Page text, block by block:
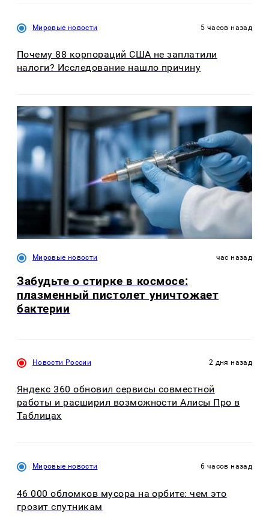
Мировые новости 5 часов назад
Почему 88 корпораций США не заплатили
налоги? Исследование нашло причину
Мировые новости час назад
Забудьте о стирке в космосе:
плазменный пистолет уничтожает
бактерии
Новости России 2 дня назад
Яндекс 360 обновил сервисы совместной
работы и расширил возможности Алисы Про в
Таблицах
Мировые новости 6 часов назад
46 000 обломков мусора на орбите: чем это
грозит спутникам